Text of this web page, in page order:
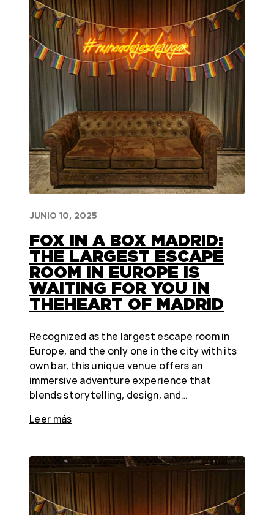
JUNIO 10, 2025
FOX IN A BOX MADRID:
THE LARGEST ESCAPE
ROOM IN EUROPE IS
WAITING FOR YOU IN
THEHEART OF MADRID
Recognized as the largest escape room in
Europe, and the only one in the city with its
own bar, this unique venue offers an
immersive adventure experience that
blends storytelling, design, and…
Leer más